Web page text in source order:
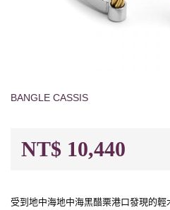
BANGLE CASSIS
NT$ 10,440
受到地中海地中海黑醋栗港口發現的輕